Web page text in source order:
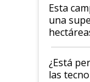
Esta
una
con una
salto
¿Está
las